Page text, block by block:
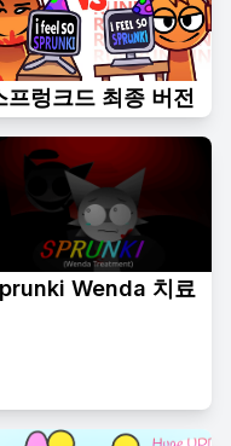
프렁크드 최종 버전
Wenda 치료